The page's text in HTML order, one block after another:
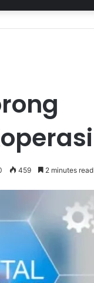
459 2 minutes read